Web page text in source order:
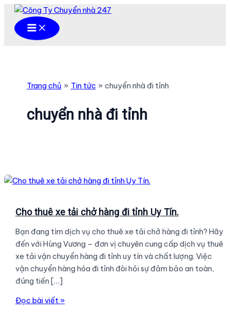
Nhảy
Main
Menu
Trang chủ Tin tức chuyển nhà đi tỉnh
chuyển nhà đi tỉnh
Cho thuê xe tải chở hàng đi tỉnh Uy Tín.
Bạn đang tìm dịch vụ cho thuê xe tải chở hàng đi tỉnh? Hãy
đến với Hùng Vương – đơn vị chuyên cung cấp dịch vụ thuê
xe tải vận chuyển hàng đi tỉnh uy tín và chất lượng. Việc
vận chuyển hàng hóa đi tỉnh đòi hỏi sự đảm bảo an toàn,
đúng tiến […]
Cho
Đọc bài viết »